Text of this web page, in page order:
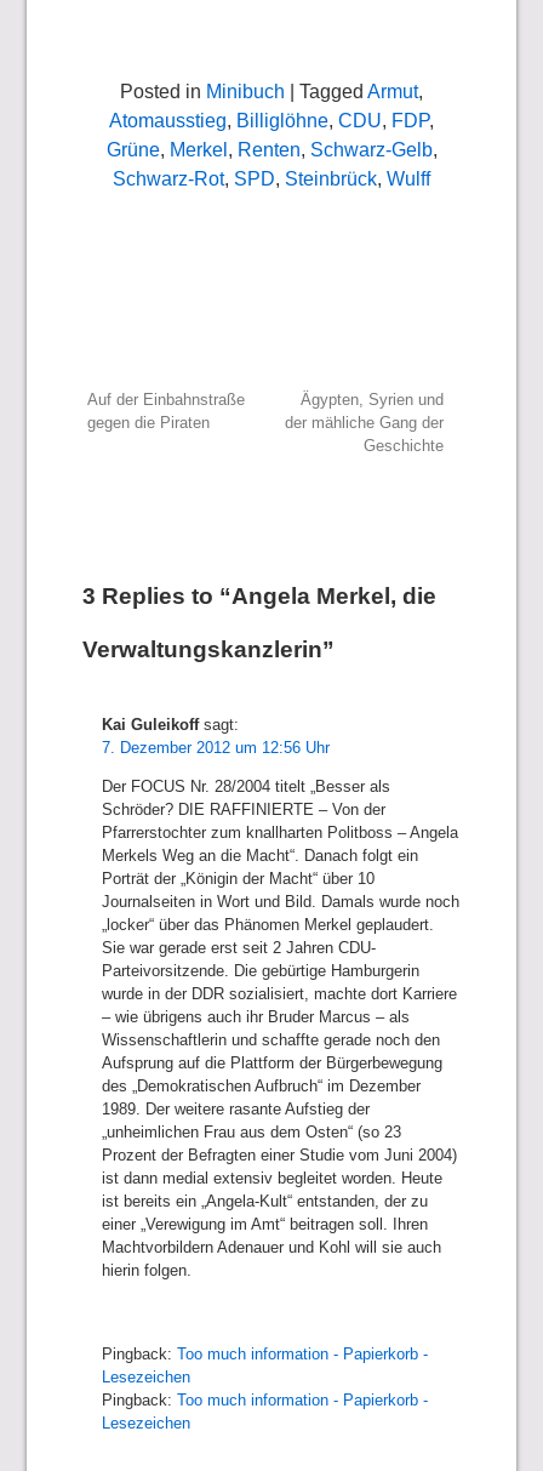
Posted in Minibuch | Tagged Armut,
Atomausstieg, Billiglöhne, CDU, FDP,
Grüne, Merkel , Renten, Schwarz-Gelb,
Schwarz-Rot, SPD, Steinbrück, Wulff
Beitragsnavigation
Auf der Einbahnstraße
gegen die Piraten
Ägypten, Syrien und
der mähliche Gang der
Geschichte
3 Replies to “Angela Merkel, die
Verwaltungskanzlerin”
Kai Guleikoff sagt:
7. Dezember 2012 um 12:56 Uhr
Der FOCUS Nr. 28/2004 titelt „Besser als
Schröder? DIE RAFFINIERTE – Von der
Pfarrerstochter zum knallharten Politboss – Angela
Merkels Weg an die Macht“. Danach folgt ein
Porträt der „Königin der Macht“ über 10
Journalseiten in Wort und Bild. Damals wurde noch
„locker“ über das Phänomen Merkel geplaudert.
Sie war gerade erst seit 2 Jahren CDU-
Parteivorsitzende. Die gebürtige Hamburgerin
wurde in der DDR sozialisiert, machte dort Karriere
– wie übrigens auch ihr Bruder Marcus – als
Wissenschaftlerin und schaffte gerade noch den
Aufsprung auf die Plattform der Bürgerbewegung
des „Demokratischen Aufbruch“ im Dezember
1989. Der weitere rasante Aufstieg der
„unheimlichen Frau aus dem Osten“ (so 23
Prozent der Befragten einer Studie vom Juni 2004)
ist dann medial extensiv begleitet worden. Heute
ist bereits ein „Angela-Kult“ entstanden, der zu
einer „Verewigung im Amt“ beitragen soll. Ihren
Machtvorbildern Adenauer und Kohl will sie auch
hierin folgen.
Pingback:Too much information - Papierkorb -
Lesezeichen
Pingback:Too much information - Papierkorb -
Lesezeichen